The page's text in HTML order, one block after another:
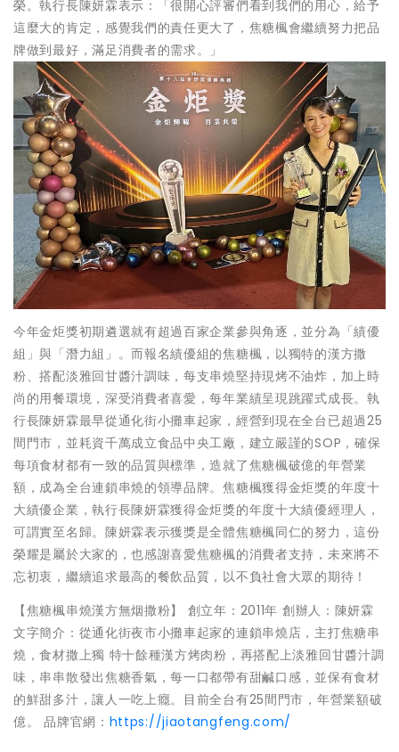
榮。執行長陳妍霖表示：「很開心評審們看到我們的用心，給予
這麼大的肯定，感覺我們的責任更大了，焦糖楓會繼續努力把品
牌做到最好，滿足消費者的需求。」
今年金炬獎初期遴選就有超過百家企業參與角逐，並分為「績優
組」與「潛力組」。而報名績優組的焦糖楓，以獨特的漢方撒
粉、搭配淡雅回甘醬汁調味，每支串燒堅持現烤不油炸，加上時
尚的用餐環境，深受消費者喜愛，每年業績呈現跳躍式成長。執
行長陳妍霖最早從通化街小攤車起家，經營到現在全台已超過25
間門市，並耗資千萬成立食品中央工廠，建立嚴謹的SOP，確保
每項食材都有一致的品質與標準，造就了焦糖楓破億的年營業
額，成為全台連鎖串燒的領導品牌。焦糖楓獲得金炬獎的年度十
大績優企業，執行長陳妍霖獲得金炬獎的年度十大績優經理人，
可謂實至名歸。陳妍霖表示獲獎是全體焦糖楓同仁的努力，這份
榮耀是屬於大家的，也感謝喜愛焦糖楓的消費者支持，未來將不
忘初衷，繼續追求最高的餐飲品質，以不負社會大眾的期待！
【焦糖楓串燒漢方無烟撒粉】 創立年：2011年 創辦人：陳妍霖
文字簡介：從通化街夜市小攤車起家的連鎖串燒店，主打焦糖串
燒，食材撒上獨 特十餘種漢方烤肉粉，再搭配上淡雅回甘醬汁調
味，串串散發出焦糖香氣，每一口都帶有甜鹹口感，並保有食材
的鮮甜多汁，讓人一吃上癮。目前全台有25間門市，年營業額破
億。 品牌官網： https://jiaotangfeng.com/